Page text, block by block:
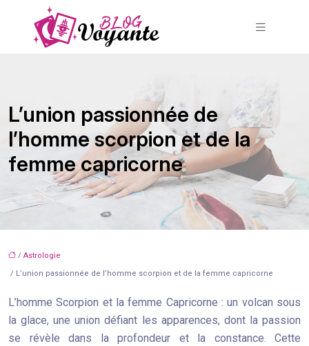
L’union passionnée de
l’homme scorpion et de la
femme capricorne
/ Astrologie
/ L’union passionnée de l’homme scorpion et de la femme capricorne
L’homme Scorpion et la femme Capricorne : un volcan sous
la glace, une union défiant les apparences, dont la passion
se révèle dans la profondeur et la constance. Cette